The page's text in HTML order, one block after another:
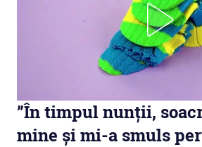
”În timpul nunții,
mine și mi-a smuls